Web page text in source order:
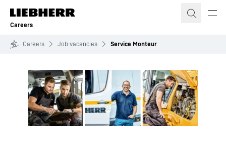
Skip to content
Careers
Careers Job vacancies Service Monteur